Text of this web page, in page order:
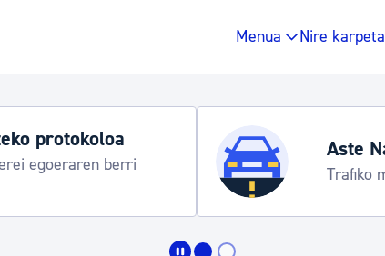
Menua Nire karpeta
Aste Nagusia 2026
Trafiko mozketak eta garraio zerbitzu bereziak